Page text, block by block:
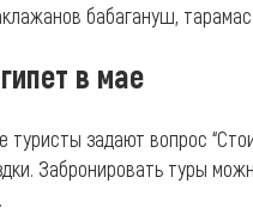
бабагануш,
в мае
туристы задают вопрос
Забронировать туры